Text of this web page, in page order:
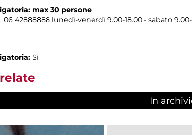
max 30 persone
42888888 lunedì-venerdì 9.00-18.00 - sabato 9.00-
Sì
In